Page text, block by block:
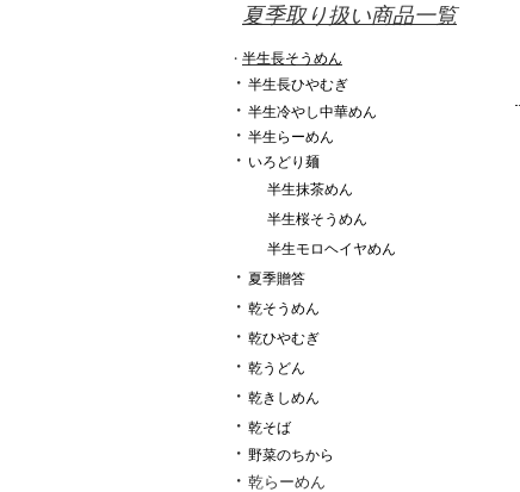
夏季取り扱い商品一覧
・ 半生長そうめん
・ 半生長ひやむぎ
・ 半生冷やし中華めん
・ 半生らーめん
・ いろどり麺
半生抹茶めん
半生桜そうめん
半生モロヘイヤめん
・ 夏季贈答
・ 乾そうめん
・ 乾ひやむぎ
・ 乾うどん
・ 乾きしめん
・ 乾そば
・ 野菜のちから
・ 乾らーめん